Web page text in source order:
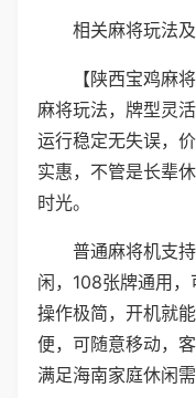
相关麻将玩法
【陕西宝鸡麻
麻将玩法，牌型灵
运行稳定无失误，
实惠，不管是长辈
时光。
普通麻将机支
闲，108张牌通用
操作极简，开机就
便，可随意移动，
满足海南家庭休闲需